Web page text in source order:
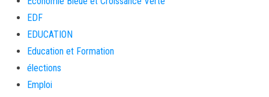
EDF
EDUCATION
Education et Formation
élections
Emploi